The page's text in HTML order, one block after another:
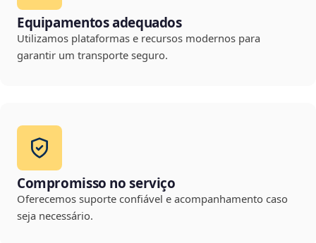
Equipamentos adequados
Utilizamos plataformas e recursos modernos para
garantir um transporte seguro.
Compromisso no serviço
Oferecemos suporte confiável e acompanhamento caso
seja necessário.